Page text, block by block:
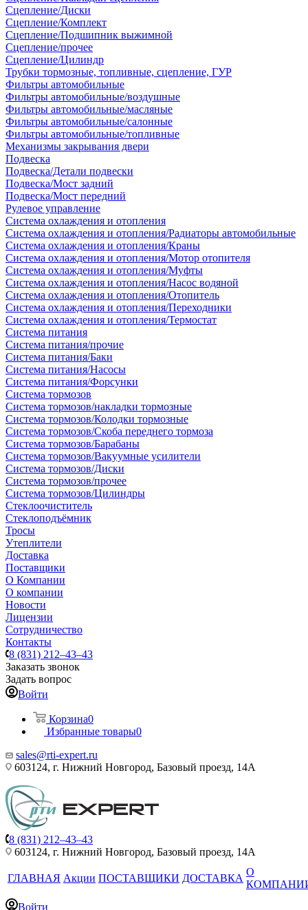
Сцепление/Диски
Сцепление/Комплект
Сцепление/Подшипник выжимной
Сцепление/прочее
Сцепление/Цилиндр
Трубки тормозные, топливные, сцепление, ГУР
Фильтры автомобильные
Фильтры автомобильные/воздушные
Фильтры автомобильные/масляные
Фильтры автомобильные/салонные
Фильтры автомобильные/топливные
Механизмы закрывания двери
Подвеска
Подвеска/Детали подвески
Подвеска/Мост задний
Подвеска/Мост передний
Рулевое управление
Система охлаждения и отопления
Система охлаждения и отопления/Радиаторы автомобильные
Система охлаждения и отопления/Краны
Система охлаждения и отопления/Мотор отопителя
Система охлаждения и отопления/Муфты
Система охлаждения и отопления/Насос водяной
Система охлаждения и отопления/Отопитель
Система охлаждения и отопления/Переходники
Система охлаждения и отопления/Термостат
Система питания
Система питания/прочие
Система питания/Баки
Система питания/Насосы
Система питания/Форсунки
Система тормозов
Система тормозов/накладки тормозные
Система тормозов/Колодки тормозные
Система тормозов/Скоба переднего тормоза
Система тормозов/Барабаны
Система тормозов/Вакуумные усилители
Система тормозов/Диски
Система тормозов/прочее
Система тормозов/Цилиндры
Стеклоочиститель
Стеклоподъёмник
Тросы
Утеплители
Доставка
Поставщики
О Компании
О компании
Новости
Лицензии
Сотрудничество
Контакты
8 (831) 212–43–43
Заказать звонок
Задать вопрос
Войти
Корзина0
Избранные товары0
sales@rti-expert.ru
603124, г. Нижний Новгород, Базовый проезд, 14А
8 (831) 212–43–43
603124, г. Нижний Новгород, Базовый проезд, 14А
ГЛАВНАЯ Акции ПОСТАВЩИКИ ДОСТАВКА
О
Войти